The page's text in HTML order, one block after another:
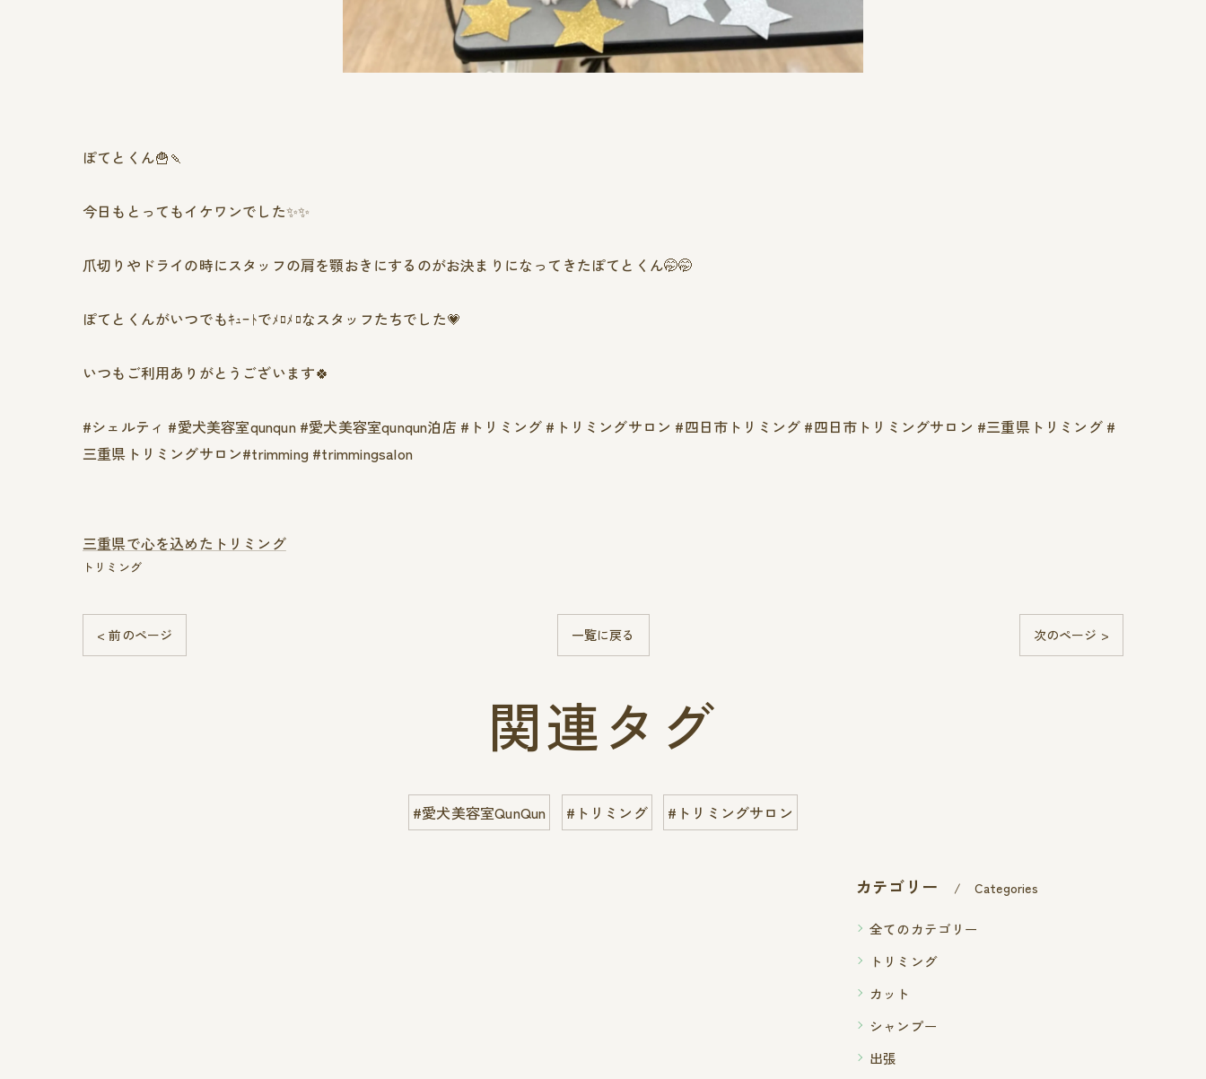
ぽてとくん🍟🍡
今日もとってもイケワンでした✨️✨️
爪切りやドライの時にスタッフの肩を顎おきにするのがお決まりになってきたぽてとくん🤭🤭
ぽてとくんがいつでもｷｭｰﾄでﾒﾛﾒﾛなスタッフたちでした💗
いつもご利用ありがとうございます🍀
#シェルティ #愛犬美容室qunqun #愛犬美容室qunqun泊店 #トリミング #トリミングサロン #四日市トリミング #四日市トリミングサロン #三重県トリミング #
三重県トリミングサロン#trimming #trimmingsalon
三重県で心を込めたトリミング
トリミング
< 前のページ 一覧に戻る 次のページ >
関連タグ
#愛犬美容室QunQun #トリミング #トリミングサロン
カテゴリー Categories
全てのカテゴリー
トリミング
カット
シャンプー
出張